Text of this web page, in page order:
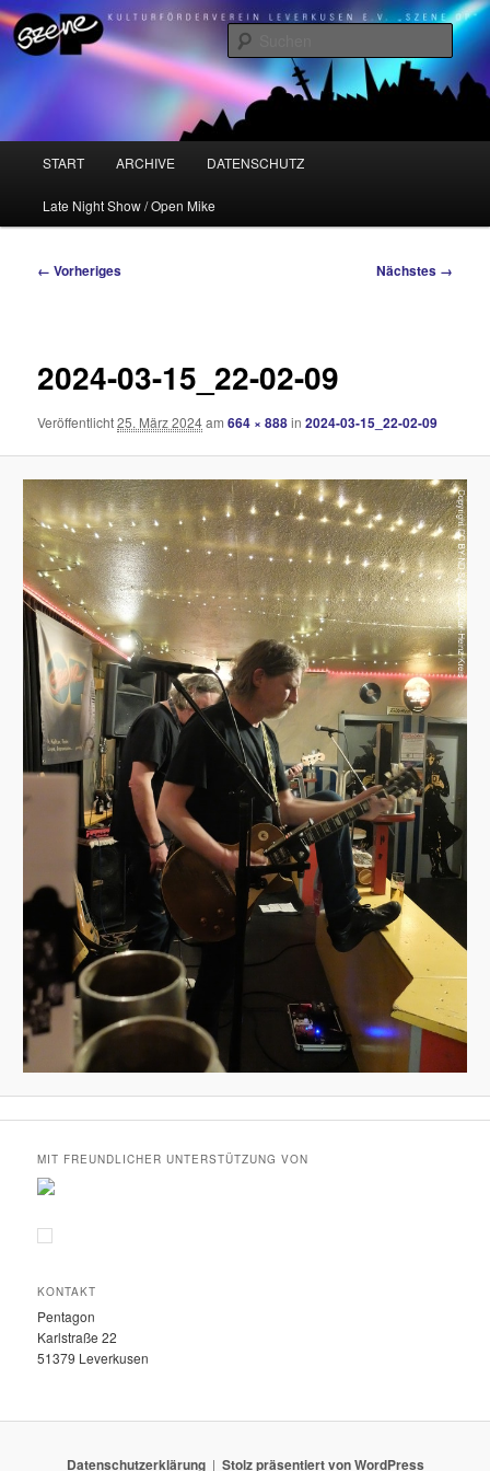
Zum
primären
Inhalt
Szene OP
Kulturförderverein Leverkusen e.V. "Szene OP"
START ARCHIVE DATENSCHUTZ
Late Night Show / Open Mike
Bilder-
← Vorheriges Nächstes →
2024-03-15_22-02-09
Veröffentlicht25. März 2024am664 × 888in2024-03-15_22-02-09
MIT FREUNDLICHER UNTERSTÜTZUNG VON
KONTAKT
Pentagon
Karlstraße 22
51379 Leverkusen
Datenschutzerklärung Stolz präsentiert von WordPress